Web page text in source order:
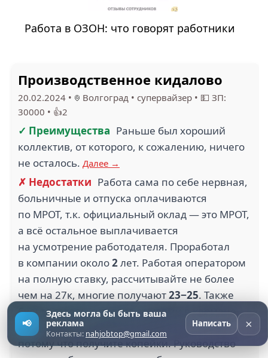
Работа в ОЗОН: что говорят работники
Производственное кидалово
20.02.2024 • Волгоград • супервайзер • 💵 ЗП:
30000 • 👍2
✓ Преимущества Раньше был хороший
коллектив, от которого, к сожалению, ничего
не осталось. Далее →
✗ Недостатки Работа сама по себе нервная,
больничные и отпуска оплачиваются
по МРОТ, т.к. официальный оклад — это МРОТ,
а всё остальное выплачивается
на усмотрение работодателя. Проработал
в компании около2лет. Работая оператором
на полную ставку, рассчитывайте не более
чем на 27к, многие получают23−25. Также
будьте готовы остаться с нулями в кармане,
если сходите на больничный или в отпуск,
потому что получите копейки. Руководство
📢
Здесь могла бы быть ваша
реклама
Контакты: nahjobtop@gmail.com
Написать ×